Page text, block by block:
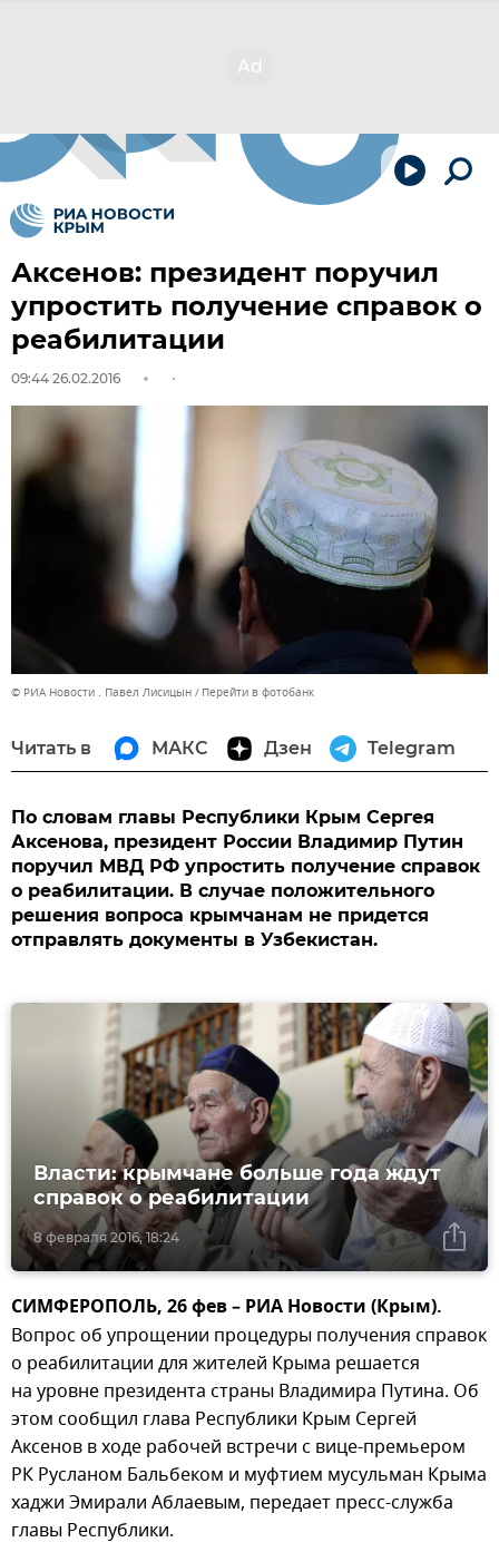
Аксенов: президент поручил
упростить получение справок о
реабилитации
09:44 26.02.2016
© РИА Новости . Павел Лисицын Перейти в фотобанк
Читать в МАКС Дзен Telegram
По словам главы Республики Крым Сергея
Аксенова, президент России Владимир Путин
поручил МВД РФ упростить получение справок
о реабилитации. В случае положительного
решения вопроса крымчанам не придется
отправлять документы в Узбекистан.
8 февраля 2016, 18:24
Власти: крымчане больше года ждут
справок о реабилитации
СИМФЕРОПОЛЬ, 26 фев – РИА Новости (Крым).
Вопрос об упрощении процедуры получения справок
о реабилитации для жителей Крыма решается
на уровне президента страны Владимира Путина. Об
этом сообщил глава Республики Крым Сергей
Аксенов в ходе рабочей встречи с вице-премьером
РК Русланом Бальбеком и муфтием мусульман Крыма
хаджи Эмирали Аблаевым, передает пресс-служба
главы Республики.